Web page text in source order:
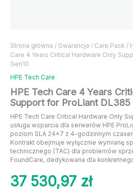
Strona główna / Gwarancje i Care Pack /
Care 4 Years Critical Hardware Only
Gen10
HPE Tech Care
HPE Tech Care 4 Years
Support for ProLiant DL385
HPE Tech Care Critical Hardware Only
usługa wsparcia dla serwerów HPE
poziom SLA 24×7 z 4-godzinnym
Kontrakt obejmuje wyłącznie wymianę
technicznego (TAC) dla problemów
FoundCare, dedykowana dla
37 530,97 zł